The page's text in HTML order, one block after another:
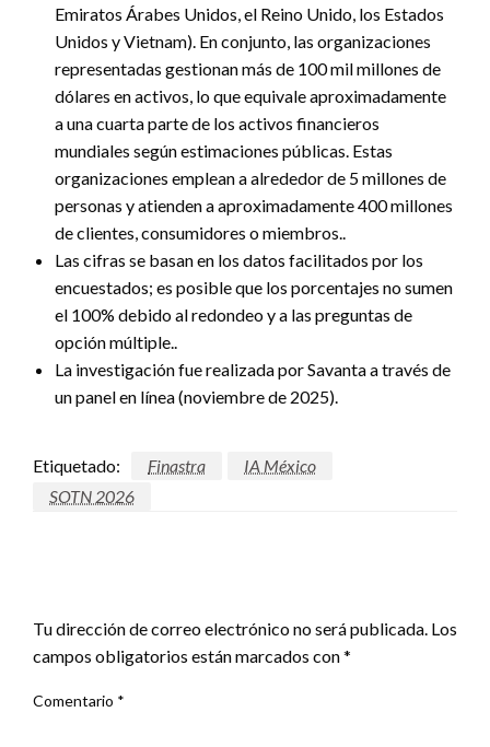
Emiratos Árabes Unidos, el Reino Unido, los Estados
Unidos y Vietnam). En conjunto, las organizaciones
representadas gestionan más de 100 mil millones de
dólares en activos, lo que equivale aproximadamente
a una cuarta parte de los activos financieros
mundiales según estimaciones públicas. Estas
organizaciones emplean a alrededor de 5 millones de
personas y atienden a aproximadamente 400 millones
de clientes, consumidores o miembros..
Las cifras se basan en los datos facilitados por los
encuestados; es posible que los porcentajes no sumen
el 100% debido al redondeo y a las preguntas de
opción múltiple..
La investigación fue realizada por Savanta a través de
un panel en línea (noviembre de 2025).
Etiquetado: Finastra
IA México
SOTN 2026
Tu dirección de correo electrónico no será publicada. Los
campos obligatorios están marcados con*
Comentario *